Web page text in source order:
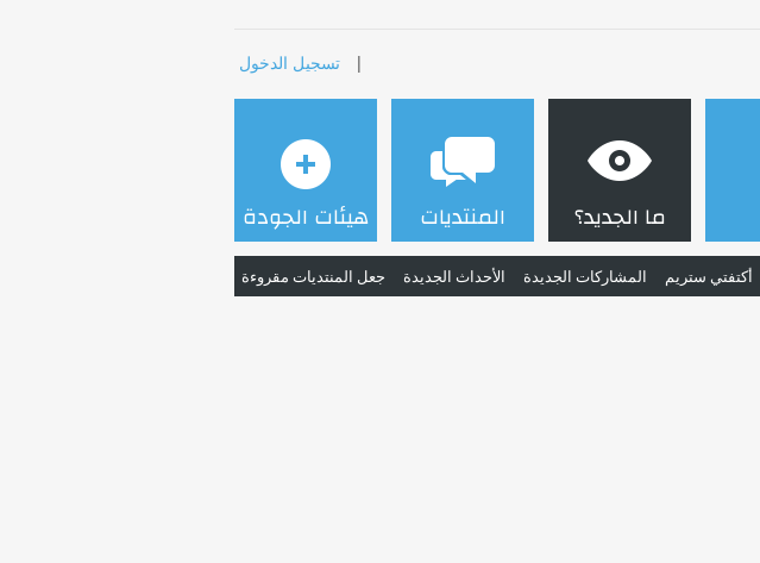
| تسجيل الدخول
ما الجديد؟
أكتفتي ستريم المشاركات الجديدة الأحداث الجديدة جعل المنتديات مقروءة
المنتديات هيئات الجودة